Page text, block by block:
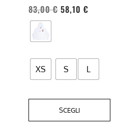
83,00€ 58,10 €
XS S L
SCEGLI
essere
scelte
nella
del
prodotto